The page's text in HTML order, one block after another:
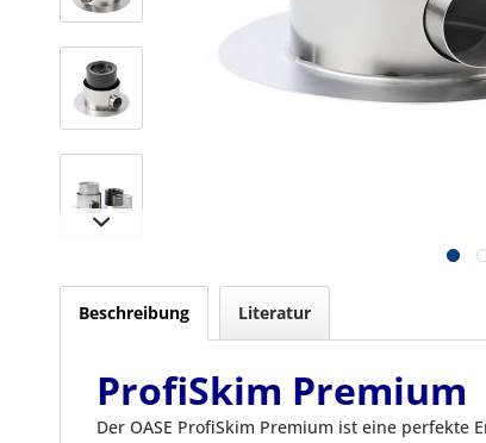
Beschreibung Literatur
ProfiSkim Premium
Der OASE ProfiSkim Premium ist eine perfekte